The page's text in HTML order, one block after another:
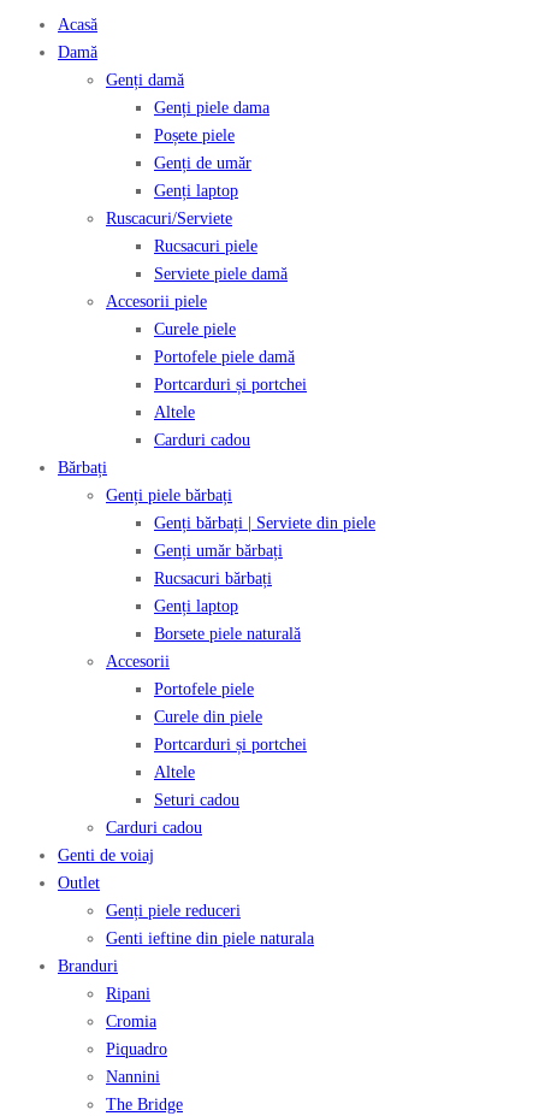
Acasă
Damă
Genți damă
Genți piele dama
Poșete piele
Genți de umăr
Genți laptop
Ruscacuri/Serviete
Rucsacuri piele
Serviete piele damă
Accesorii piele
Curele piele
Portofele piele damă
Portcarduri și portchei
Altele
Carduri cadou
Bărbați
Genți piele bărbați
Genți bărbați | Serviete din piele
Genți umăr bărbați
Rucsacuri bărbați
Genți laptop
Borsete piele naturală
Accesorii
Portofele piele
Curele din piele
Portcarduri și portchei
Altele
Seturi cadou
Carduri cadou
Genti de voiaj
Outlet
Genți piele reduceri
Genti ieftine din piele naturala
Branduri
Ripani
Cromia
Piquadro
Nannini
The Bridge